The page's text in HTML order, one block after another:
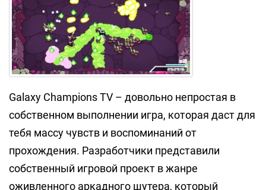
Galaxy Champions TV – довольно непростая в
собственном выполнении игра, которая даст для
тебя массу чувств и воспоминаний от
прохождения. Разработчики представили
собственный игровой проект в жанре
оживленного аркадного шутера, который